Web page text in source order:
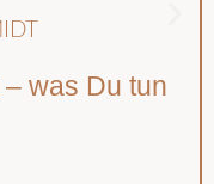
was Du tun